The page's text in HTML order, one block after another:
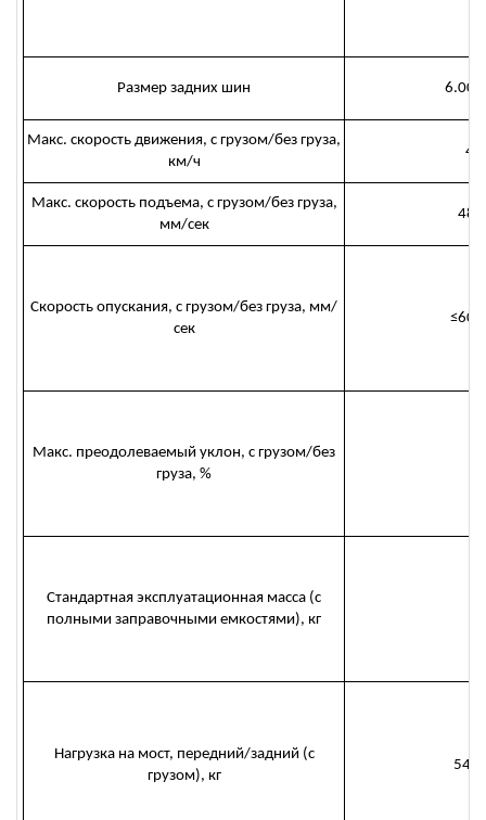
Размер задних шин 6.00-
Макс. скорость движения, с грузом/без груза,
км/ч
Макс. скорость подъема, с грузом/без груза,
мм/сек
Скорость опускания, с грузом/без груза, мм/
сек
Макс. преодолеваемый уклон, с грузом/без
груза, %
Стандартная эксплуатационная масса (с
полными заправочными емкостями), кг
Нагрузка на мост, передний/задний (с
грузом), кг